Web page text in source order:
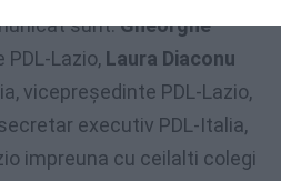
sunt:Gheorghe
Lazio, Laura Diaconu
vicepreședinte PDL-Lazio,
executiv PDL-Italia,
impreuna cu ceilalti colegi